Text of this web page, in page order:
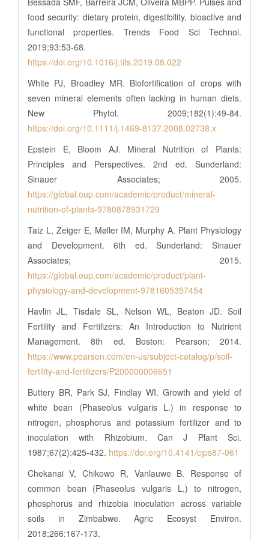
food security: dietary protein, digestibility, bioactive and
functional properties. Trends Food Sci Technol.
2019;93:53-68.
https://doi.org/10.1016/j.tifs.2019.08.022
White PJ, Broadley MR. Biofortification of crops with
seven mineral elements often lacking in human diets.
New Phytol. 2009;182(1):49-84.
https://doi.org/10.1111/j.1469-8137.2008.02738.x
Epstein E, Bloom AJ. Mineral Nutrition of Plants:
Principles and Perspectives. 2nd ed. Sunderland:
Sinauer Associates; 2005.
https://global.oup.com/academic/product/mineral-
nutrition-of-plants-9780878931729
Taiz L, Zeiger E, Møller IM, Murphy A. Plant Physiology
and Development. 6th ed. Sunderland: Sinauer
Associates; 2015.
https://global.oup.com/academic/product/plant-
physiology-and-development-9781605357454
Havlin JL, Tisdale SL, Nelson WL, Beaton JD. Soil
Fertility and Fertilizers: An Introduction to Nutrient
Management. 8th ed. Boston: Pearson; 2014.
https://www.pearson.com/en-us/subject-catalog/p/soil-
fertility-and-fertilizers/P200000006651
Buttery BR, Park SJ, Findlay WI. Growth and yield of
white bean (Phaseolus vulgaris L.) in response to
nitrogen, phosphorus and potassium fertilizer and to
inoculation with Rhizobium. Can J Plant Sci.
1987;67(2):425-432. https://doi.org/10.4141/cjps87-061
Chekanai V, Chikowo R, Vanlauwe B. Response of
common bean (Phaseolus vulgaris L.) to nitrogen,
phosphorus and rhizobia inoculation across variable
soils in Zimbabwe. Agric Ecosyst Environ.
2018;266:167-173.